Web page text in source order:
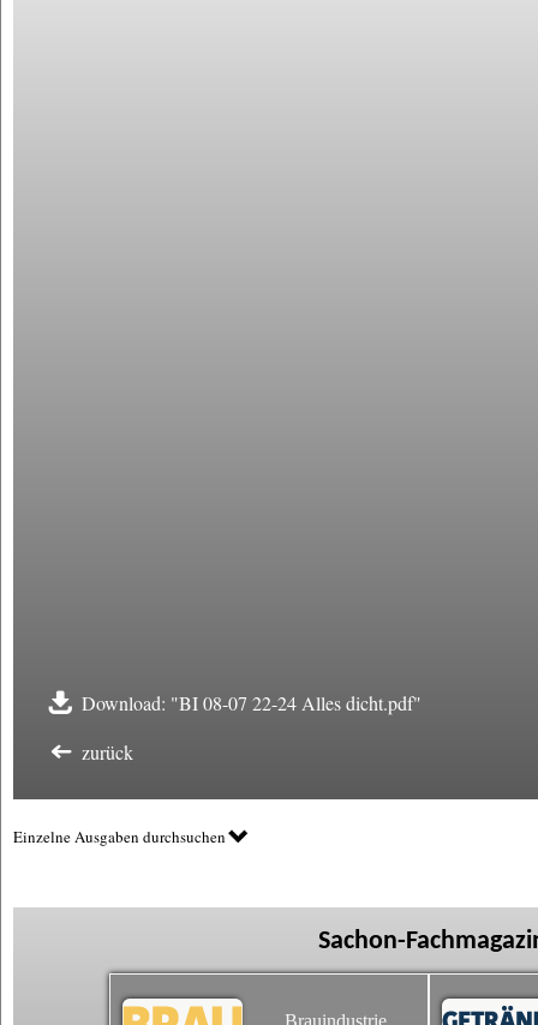
Download: "BI 08-07 22-24 Alles dicht.pdf"
zurück
Einzelne Ausgaben durchsuchen
Sachon-
Brauindustrie